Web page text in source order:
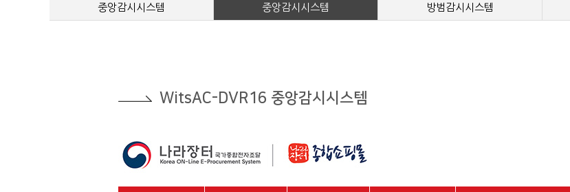
중앙감시시스템
중앙감시시스템
방범감시시스템
WitsAC-DVR16 중앙감시시스템